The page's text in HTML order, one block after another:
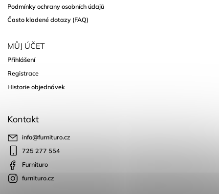
Podmínky ochrany osobních údajů
Často kladené dotazy (FAQ)
MŮJ ÚČET
Přihlášení
Registrace
Historie objednávek
Kontakt
info@furnituro.cz
725 277 554
Furnituro
furnituro.cz